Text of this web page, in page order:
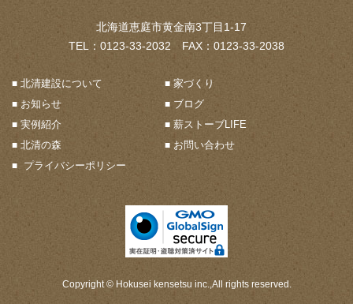
北海道恵庭市黄金南3丁目1-17
TEL：0123-33-2032 FAX：0123-33-2038
北清建設について
家づくり
お知らせ
ブログ
実例紹介
薪ストーブLIFE
北清の森
お問い合わせ
プライバシーポリシー
Copyright © Hokusei kensetsu inc.,All rights reserved.